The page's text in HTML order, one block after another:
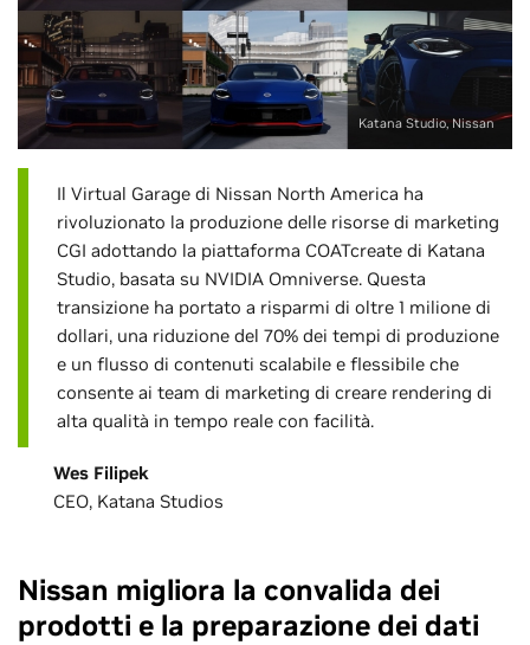
Katana Studio, Nissan
Il Virtual Garage di Nissan North America ha
rivoluzionato la produzione delle risorse di marketing
CGI adottando la piattaforma COATcreate di Katana
Studio, basata su NVIDIA Omniverse. Questa
transizione ha portato a risparmi di oltre 1 milione di
dollari, una riduzione del 70% dei tempi di produzione
e un flusso di contenuti scalabile e flessibile che
consente ai team di marketing di creare rendering di
alta qualità in tempo reale con facilità.
Wes Filipek
CEO, Katana Studios
Nissan migliora la convalida dei
prodotti e la preparazione dei dati